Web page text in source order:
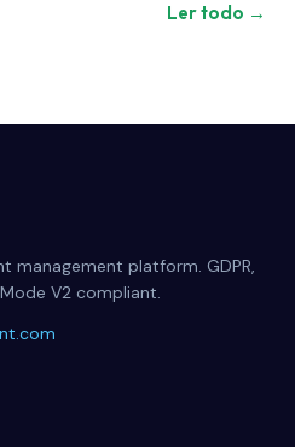
Ler todo →
management platform. GDPR,
V2 compliant.